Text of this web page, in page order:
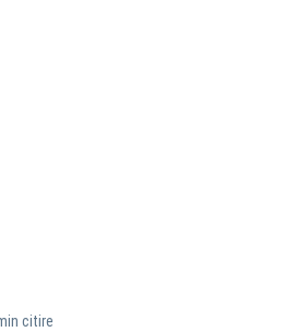
citire